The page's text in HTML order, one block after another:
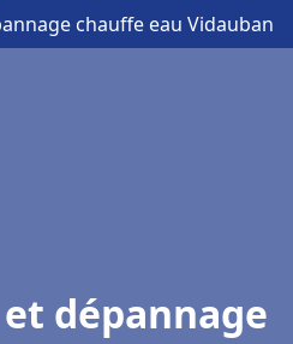
chauffe eau Vidauban
dépannage